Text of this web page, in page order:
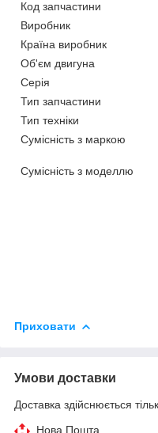
Код запчастини
Виробник
Країна виробник
Об'єм двигуна
Серія
Тип запчастини
Тип техніки
Сумісність з маркою
Сумісність з моделлю
Приховати
Умови доставки
Доставка здійснюється
Нова Пошта